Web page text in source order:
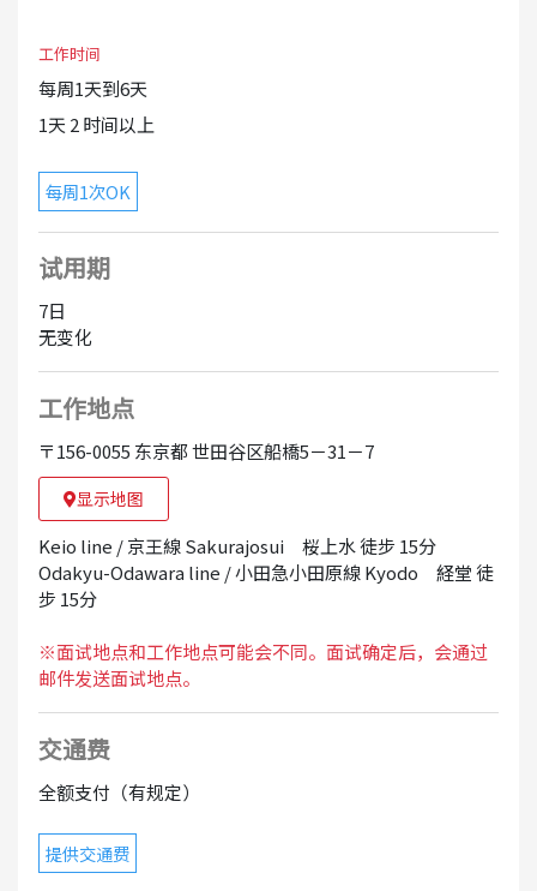
工作时间
每周1天到6天
1天 2 时间以上
每周1次OK
试用期
7日
无变化
工作地点
〒156-0055 东京都 世田谷区船橋5－31－7
显示地图
Keio line / 京王線 Sakurajosui 桜上水 徒步 15分
Odakyu-Odawara line / 小田急小田原線 Kyodo 経堂 徒
步 15分
※面试地点和工作地点可能会不同。面试确定后，会通过
邮件发送面试地点。
交通费
全额支付（有规定）
提供交通费